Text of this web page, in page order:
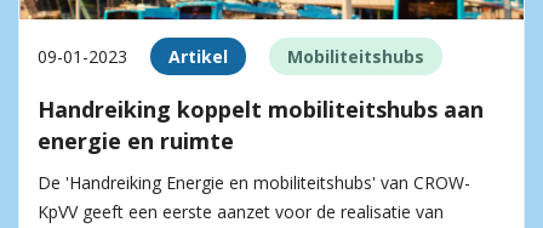
09-01-2023 Artikel Mobiliteitshubs
Handreiking koppelt mobiliteitshubs aan
energie en ruimte
De 'Handreiking Energie en mobiliteitshubs' van CROW-
KpVV geeft een eerste aanzet voor de realisatie van